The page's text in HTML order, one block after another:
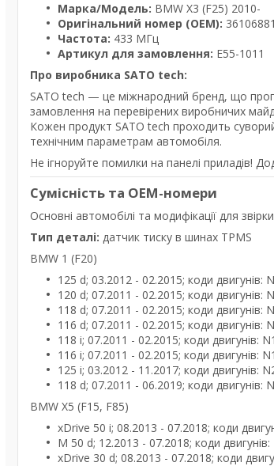
Марка/Модель: BMW X3 (F25) 2010-
Оригінальний номер (OEM):
Частота: 433 МГц
Артикул для замовлення: E55-1011
Про виробника SATO tech:
SATO tech — це міжнародний бренд, що
замовлення на перевірених виробничих
Кожен продукт SATO tech проходить суворий
технічним параметрам автомобіля.
Не ігноруйте помилки на панелі приладів!
Сумісність та OEM-номери
Основні автомобілі та модифікації для
Тип деталі: датчик тиску в шинах TPMS
BMW 1 (F20)
125 d; 03.2012 - 02.2015; коди двигунів:
120 d; 07.2011 - 02.2015; коди двигунів:
118 d; 07.2011 - 02.2015; коди двигунів:
116 d; 07.2011 - 02.2015; коди двигунів:
118 i; 07.2011 - 02.2015; коди двигунів:
116 i; 07.2011 - 02.2015; коди двигунів:
125 i; 03.2012 - 11.2017; коди двигунів:
118 d; 07.2011 - 06.2019; коди двигунів:
BMW X5 (F15, F85)
xDrive 50 i; 08.2013 - 07.2018; коди
M 50 d; 12.2013 - 07.2018; коди
xDrive 30 d; 08.2013 - 07.2018; коди